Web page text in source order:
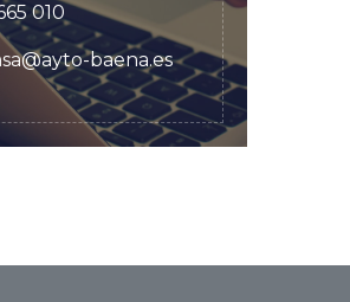
010
baena.es